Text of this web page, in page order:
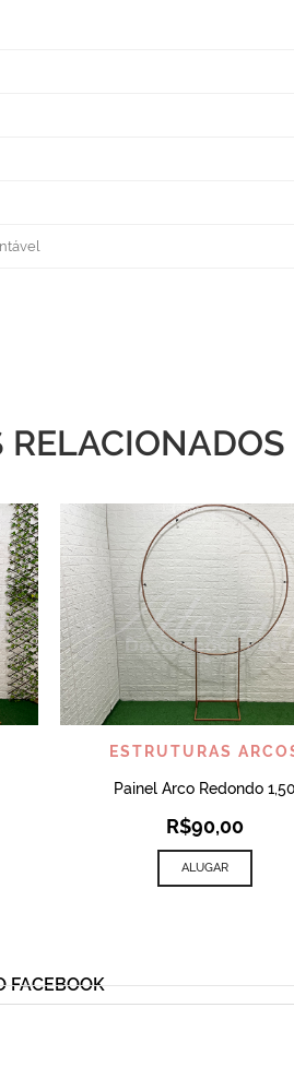
RELACIONADOS
VISUALIZAR
ESTRUTURAS
Painel Arco Redondo 1,50
R$90,00
ALUGAR
FACEBOOK